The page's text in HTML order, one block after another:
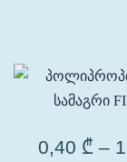
0,40 ₾ –